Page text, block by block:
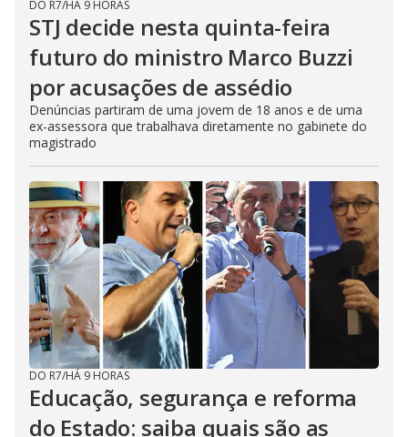
DO R7/HÁ 9 HORAS
STJ decide nesta quinta-feira
futuro do ministro Marco Buzzi
por acusações de assédio
Denúncias partiram de uma jovem de 18 anos e de uma
ex-assessora que trabalhava diretamente no gabinete do
magistrado
DO R7/HÁ 9 HORAS
Educação, segurança e reforma
do Estado: saiba quais são as